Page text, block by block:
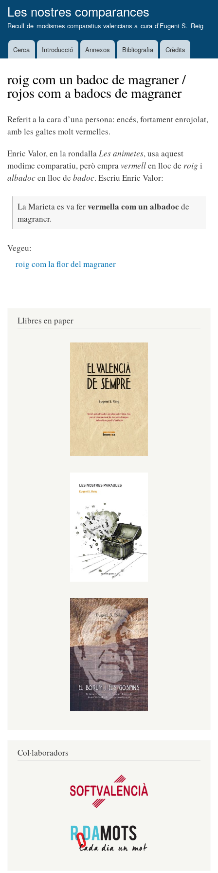
al
contingut
Les nostres comparances
Recull de modismes comparatius valencians a cura d’Eugeni S. Reig
MainCerca Introducció Annexos Bibliografia Crèdits
roig com un badoc de magraner /
rojos com a badocs de magraner
Referit a la cara d’una persona: encés, fortament enrojolat,
amb les galtes molt vermelles.
Enric Valor, en la rondallaLes animetes, usa aquest
modime comparatiu, però empravermellen lloc de roig i
albadocen lloc de badoc. Escriu Enric Valor:
La Marieta es va fervermella com un albadocde
magraner.
Vegeu:
roig com la flor del magraner
Llibres en paper
Col·laboradors